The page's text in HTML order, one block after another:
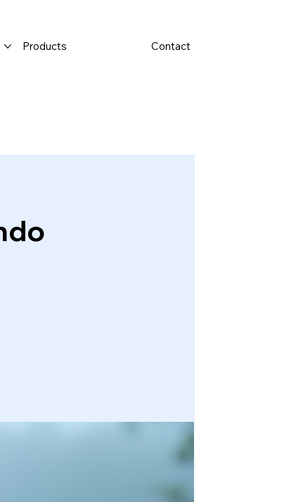
Products Contact